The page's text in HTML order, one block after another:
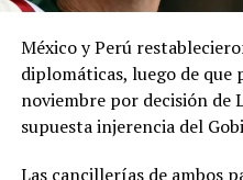
meteorológicas.
Las autoridades reiteraron
canales oficiales del MARN
prevención necesarias para
fenómeno atmosférico,
personas con mayor riesgo
México y Perú
diplomáticas, luego de que
noviembre por decisión de
supuesta injerencia del
Las cancillerías de ambos